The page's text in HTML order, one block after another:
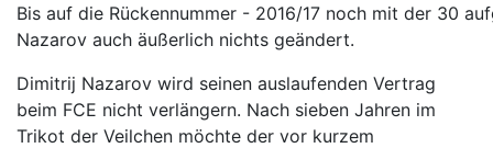
Bis auf die Rückennummer - 2016/17 noch mit der 30
Nazarov auch äußerlich nichts geändert.
Dimitrij Nazarov wird seinen auslaufenden Vertrag
beim FCE nicht verlängern. Nach sieben Jahren im
Trikot der Veilchen möchte der vor kurzem